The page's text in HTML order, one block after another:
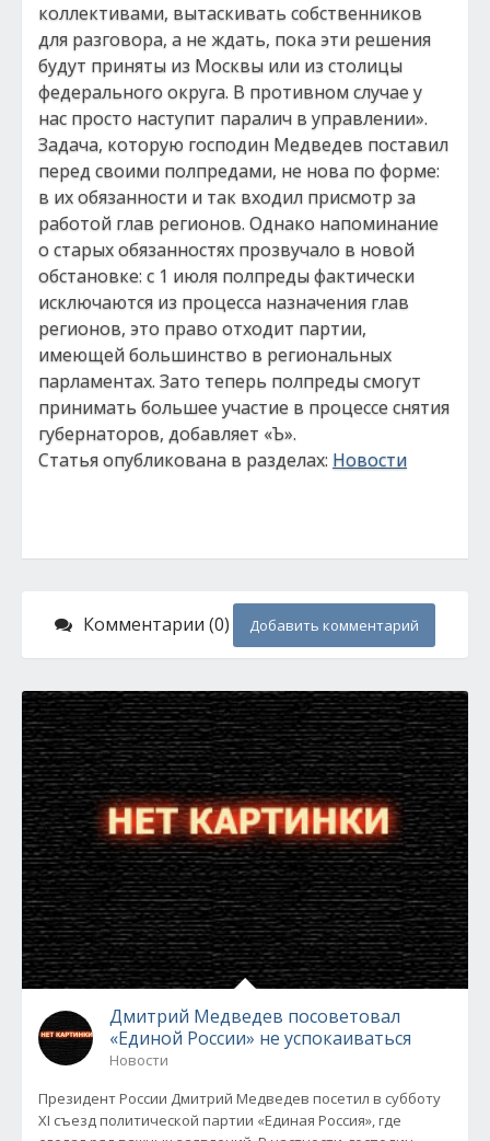
коллективами, вытаскивать собственников
для разговора, а не ждать, пока эти решения
будут приняты из Москвы или из столицы
федерального округа. В противном случае у
нас просто наступит паралич в управлении».
Задача, которую господин Медведев поставил
перед своими полпредами, не нова по форме:
в их обязанности и так входил присмотр за
работой глав регионов. Однако напоминание
о старых обязанностях прозвучало в новой
обстановке: с 1 июля полпреды фактически
исключаются из процесса назначения глав
регионов, это право отходит партии,
имеющей большинство в региональных
парламентах. Зато теперь полпреды смогут
принимать большее участие в процессе снятия
губернаторов, добавляет «Ъ».
Статья опубликована в разделах: Новости
Комментарии (0) Добавить комментарий
Дмитрий Медведев посоветовал
«Единой России» не успокаиваться
Новости
Президент России Дмитрий Медведев посетил в субботу
XI съезд политической партии «Единая Россия», где